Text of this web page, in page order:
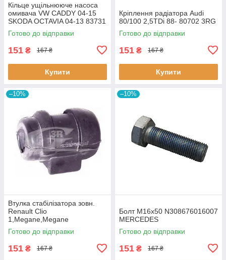
Кiльце ущiльнююче насоса
омивача VW CADDY 04-15
SKODA OCTAVIA 04-13 83731
3RG
Готово до відправки
151 ₴ 167 ₴
Купити
Кріплення радіатора Audi
80/100 2,5TDi 88- 80702 3RG
Готово до відправки
151 ₴ 167 ₴
Купити
–10%
Втулка стабiлізатора зовн.
Renault Clio
1,Megane,Megane
Classic,Megane Scenic,R19
60643 3RG
Готово до відправки
151 ₴ 167 ₴
–10%
Болт M16x50 N308676016007
MERCEDES
Готово до відправки
151 ₴ 167 ₴